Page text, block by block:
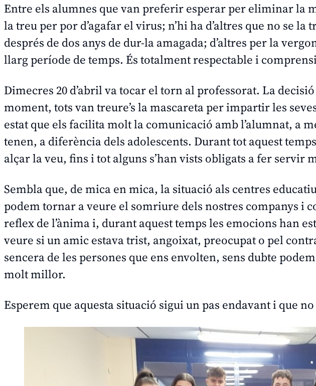
Entre els alumnes que van preferir esperar per eliminar la
la treu per por d’agafar el virus; n’hi ha d’altres que no se
després de dos anys de dur-la amagada; d’altres per la
llarg període de temps. És totalment respectable i
Dimecres 20 d’abril va tocar el torn al professorat. La
moment, tots van treure’s la mascareta per impartir les
estat que els facilita molt la comunicació amb l’alumnat, a
tenen, a diferència dels adolescents. Durant tot aquest
alçar la veu, fins i tot alguns s’han vists obligats a fer servir
Sembla que, de mica en mica, la situació als centres
podem tornar a veure el somriure dels nostres companys i
reflex de l’ànima i, durant aquest temps les emocions han
veure si un amic estava trist, angoixat, preocupat o pel
sencera de les persones que ens envolten, sens dubte
molt millor.
Esperem que aquesta situació sigui un pas endavant i que